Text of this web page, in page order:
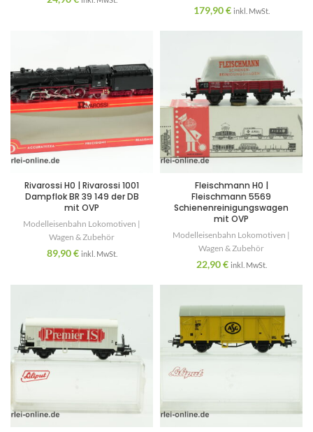
179,90€ inkl. MwSt.
Rivarossi H0 | Rivarossi 1001
Dampflok BR 39 149 der DB
mit OVP
Modelleisenbahn Lokomotiven |
Wagen & Zubehör
89,90€ inkl. MwSt.
Fleischmann H0 |
Fleischmann 5569
Schienenreinigungswagen
mit OVP
Modelleisenbahn Lokomotiven |
Wagen & Zubehör
22,90€ inkl. MwSt.